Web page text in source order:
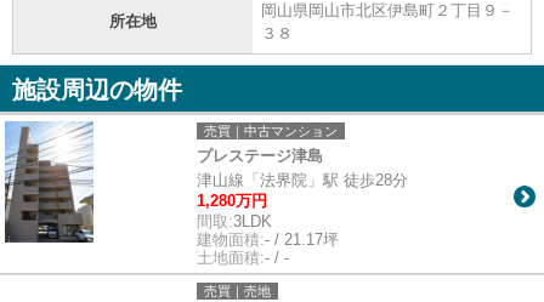
所在地
岡山県岡山市北区伊島町２丁目９－
３８
施設周辺の物件
売買｜中古マンション
プレステージ津島
津山線「法界院」駅 徒歩28分
1,280万円
間取:3LDK
建物面積:- / 21.17坪
土地面積:- / -
売買｜売地